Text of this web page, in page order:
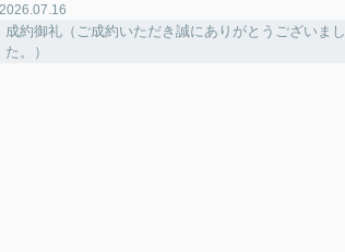
2026.07.16
成約御礼（ご成約いただき誠にありがとうございまし
た。）